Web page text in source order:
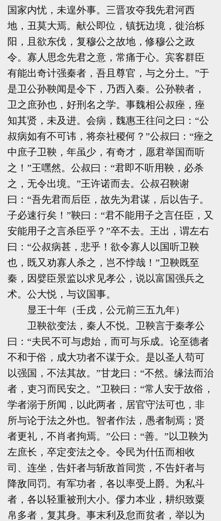
国家内忧，未遑外事。三晋攻夺我先君河西
地，丑莫大焉。献公即位，镇抚边境，徙治栎
阳，且欲东伐，复穆公之故地，修穆公之政
令。寡人思念先君之意，常痛于心。宾客群臣
有能出奇计强秦者，吾且尊官，与之分土。”于
是卫公孙鞅闻是令下，乃西入秦。公孙鞅者，
卫之庶孙也，好刑名之学。事魏相公叔痤，痤
知其贤，未及进。会病，魏惠王往问之曰：“公
叔病如有不可讳，将奈社稷何？”公叔曰：“痤之
中庶子卫鞅，年虽少，有奇才，愿君举国而听
之！”王嘿然。公叔曰：“君即不听用鞅，必杀
之，无令出境。”王许诺而去。公叔召鞅谢
曰：“吾先君而后臣，故先为君谋，后以告子。
子必速行矣！”鞅曰：“君不能用子之言任臣，又
安能用子之言杀臣乎？”卒不去。王出，谓左右
曰：“公叔病甚，悲乎！欲令寡人以国听卫鞅
也，既又劝寡人杀之，岂不悖哉！”卫鞅既至
秦，因嬖臣景监以求见孝公，说以富国强兵之
术。公大悦，与议国事。
显王十年（壬戌，公元前三五九年）
卫鞅欲变法，秦人不悦。卫鞅言于秦孝公
曰：“夫民不可与虑始，而可与乐成。论至德者
不和于俗，成大功者不谋于众。是以圣人苟可
以强国，不法其故。”甘龙曰：“不然。缘法而治
者，吏习而民安之。”卫鞅曰：“常人安于故俗，
学者溺于所闻，以此两者，居官守法可也，非
所与论于法之外也。智者作法，愚者制焉；贤
者更礼，不肖者拘焉。”公曰：“善。”以卫鞅为
左庶长，卒定变法之令。令民为什伍而相收
司、连坐，告奸者与斩敌首同赏，不告奸者与
降敌同罚。有军功者，各以率受上爵。为私斗
者，各以轻重被刑大小。僇力本业，耕织致粟
帛多者，复其身。事末利及怠而贫者，举以为